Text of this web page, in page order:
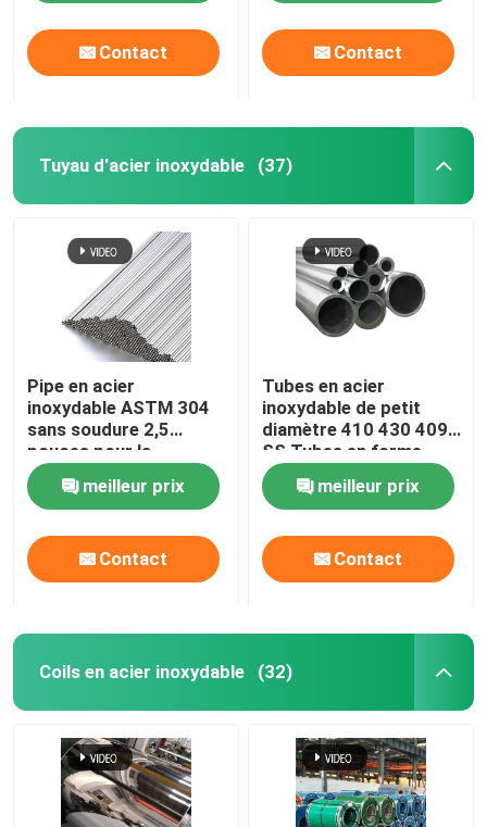
Fil de cuivre massif
Bobine de cuivre de bande
Contact Contact
Tuyau d'acier inoxydable (37)
Pipe en acier
inoxydable ASTM 304
sans soudure 2,5
pouces pour la
construction / la
décorationmeilleur prix
Contact
Tubes en acier
inoxydable de petit
diamètre 410 430 409
SS Tubes en forme
spéciale
meilleur prix
Contact
Coils en acier inoxydable (32)